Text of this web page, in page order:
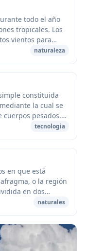
todo el año
tropicales. Los
vientos para
naturaleza
constituida
la cual se
cuerpos pesados.
tecnologia
en que está
o la región
en dos
y la pel...naturales